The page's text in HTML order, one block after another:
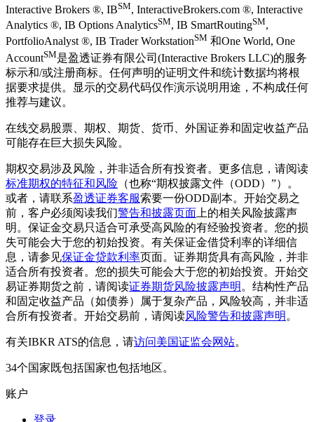
Interactive Brokers ®, IBSM, InteractiveBrokers.com ®, Interactive
Analytics ®, IB Options AnalyticsSM, IB SmartRoutingSM,
PortfolioAnalyst ®, IB Trader WorkstationSM 和One World, One
AccountSM是盈透证券有限公司(Interactive Brokers LLC)的服务
标示和/或注册商标。任何声明的证明文件和统计数据均将根
据要求提供。显示的交易代码仅作演示说明用途，不构成任何
推荐与建议。
在线交易股票、期权、期货、货币、外国证券和固定收益产品
可能存在巨大损失风险。
期权交易涉及风险，并非适合所有投资者。更多信息，请阅读
标准期权的特征和风险 （也称“期权披露文件（ODD）”）。
或者，请联系盈透证券客服索要一份ODD副本。开始交易之
前，客户必须阅读我们警告和披露页面上的相关风险披露声
明。保证金交易只适合可承受高风险的有经验投资者。您的损
失可能会大于您的初始投资。有关保证金借贷利率的详细信
息，请参见保证金贷款利率页面。证券期货具有高风险，并非
适合所有投资者。您的损失可能会大于您的初始投资。开始交
易证券期货之前，请阅读证券期货风险披露声明。结构性产品
和固定收益产品（如债券）属于复杂产品，风险较高，并非适
合所有投资者。开始交易前，请阅读风险警告和披露声明。
有关IBKR ATS的信息，请访问美国证监会网站。
34个国家既包括国家也包括地区。
账户